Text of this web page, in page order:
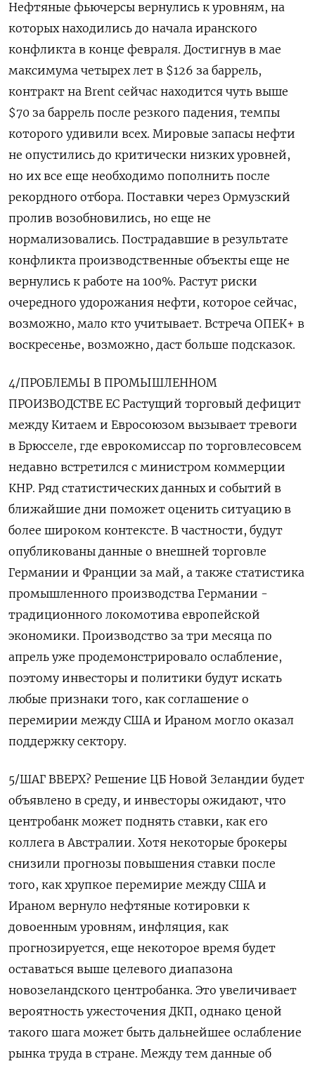
Нефтяные фьючерсы вернулись к уровням, на
которых находились до начала иранского
конфликта в конце февраля. Достигнув в мае
максимума четырех лет в $126 за баррель,
контракт на Brent сейчас находится чуть выше
$70 за баррель после резкого падения, темпы ​
которого удивили всех. Мировые запасы нефти
не опустились ​до критически низких уровней,
но их ‌все еще необходимо пополнить после
рекордного отбора. Поставки через Ормузский
пролив возобновились, но еще не
нормализовались. Пострадавшие в результате
конфликта производственные объекты еще не
вернулись ​к работе на 100%. Растут риски
очередного удорожания нефти, которое сейчас,
возможно, мало кто учитывает. Встреча ОПЕК+ в
воскресенье, возможно, даст больше подсказок.
4/ПРОБЛЕМЫ В ПРОМЫШЛЕННОМ
ПРОИЗВОДСТВЕ ЕС Растущий торговый дефицит
между Китаем и Евросоюзом вызывает тревоги
в Брюсселе, где еврокомиссар по торговлесовсем
недавно встретился с министром коммерции
КНР. Ряд статистических данных и событий в
ближайшие дни поможет оценить ситуацию в
более широком контексте. В частности, будут
опубликованы данные о внешней торговле
Германии и Франции за май, а также статистика
промышленного производства Германии -
традиционного локомотива европейской
экономики. Производство за три месяца по
апрель уже продемонстрировало ослабление,
поэтому инвесторы и политики будут искать
любые признаки того, как соглашение о
перемирии между США и ​Ираном могло оказал
поддержку сектору.
5/ШАГ ВВЕРХ? Решение ЦБ Новой Зеландии ⁠будет
объявлено в среду, и инвесторы ожидают, что
центробанк может поднять ставки, как его
коллега в Австралии. Хотя некоторые брокеры
снизили прогнозы повышения ставки после
того, как хрупкое перемирие между США и
Ираном вернуло нефтяные котировки ‌к
довоенным уровням, инфляция, как
прогнозируется, еще некоторое время будет
оставаться выше целевого диапазона
новозеландского центробанка. Это увеличивает
вероятность ужесточения ДКП, однако ценой
‌такого шага может быть дальнейшее ослабление
рынка труда в стране. Между тем данные об